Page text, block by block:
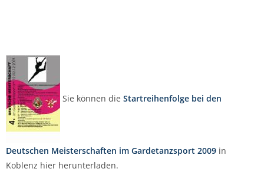
Sie können die Startreihenfolge bei den
Deutschen Meisterschaften im Gardetanzsport 2009 in
Koblenz hier herunterladen.